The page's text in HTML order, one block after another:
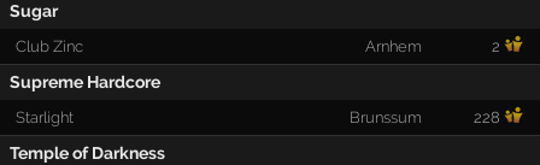
Sugar
Club Zinc Arnhem 2
Supreme Hardcore
Starlight Brunssum 228
Temple of Darkness